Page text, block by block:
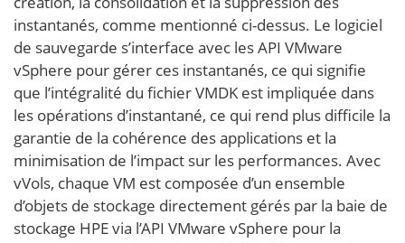
instantanés, comme mentionné ci-dessus. Le logiciel
de sauvegarde s’interface avec les API VMware
vSphere pour gérer ces instantanés, ce qui signifie
que l’intégralité du fichier VMDK est impliquée dans
les opérations d’instantané, ce qui rend plus difficile la
garantie de la cohérence des applications et la
minimisation de l’impact sur les performances. Avec
vVols, chaque VM est composée d’un ensemble
d’objets de stockage directement gérés par la baie de
stockage HPE via l’API VMware vSphere pour la